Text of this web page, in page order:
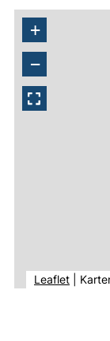
+
−
Leaflet